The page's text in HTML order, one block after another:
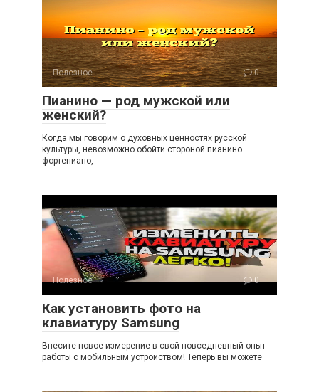
Полезное 0
Пианино — род мужской или
женский?
Когда мы говорим о духовных ценностях русской
культуры, невозможно обойти стороной пианино —
фортепиано,
Полезное 0
Как установить фото на
клавиатуру Samsung
Внесите новое измерение в свой повседневный опыт
работы с мобильным устройством! Теперь вы можете